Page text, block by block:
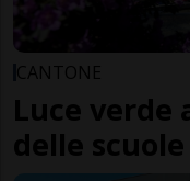
CANTONE
Luce verde
delle